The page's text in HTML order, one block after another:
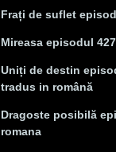
Frați de suflet
Mireasa episodul
Uniți de destin
tradus in română
Dragoste posibilă
romana